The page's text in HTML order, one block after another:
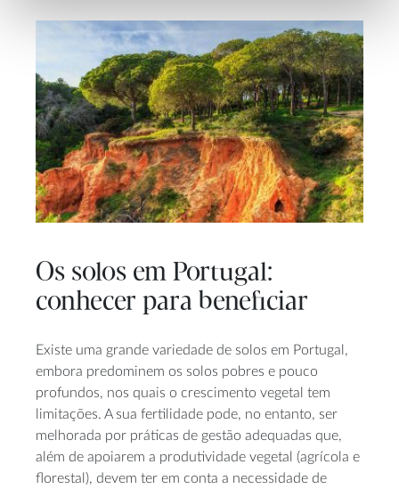
Os solos em Portugal:
conhecer para beneficiar
Existe uma grande variedade de solos em Portugal,
embora predominem os solos pobres e pouco
profundos, nos quais o crescimento vegetal tem
limitações. A sua fertilidade pode, no entanto, ser
melhorada por práticas de gestão adequadas que,
além de apoiarem a produtividade vegetal (agrícola e
florestal), devem ter em conta a necessidade de